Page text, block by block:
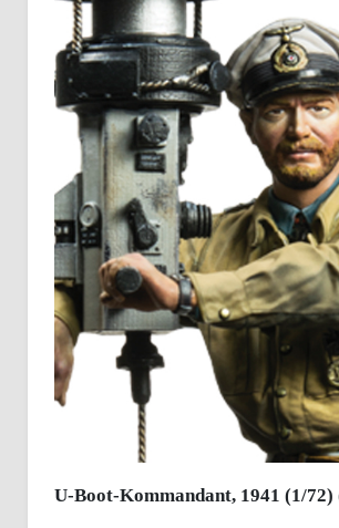
U-Boot-Kommandant, 1941 (1/72)